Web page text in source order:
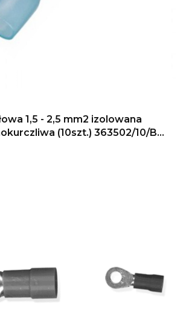
1,5 - 2,5 mm2 izolowana
(10szt.) 363502/10/B